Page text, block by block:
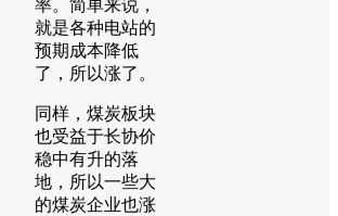
率。简单来说，
就是各种电站的
预期成本降低
了，所以涨了。
同样，煤炭板块
也受益于长协价
稳中有升的落
地，所以一些大
的煤炭企业也涨